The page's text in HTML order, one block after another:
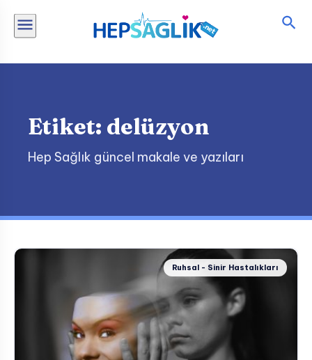
atla
Etiket: delüzyon
Hep Sağlık güncel makale ve yazıları
Ruhsal - Sinir Hastalıkları